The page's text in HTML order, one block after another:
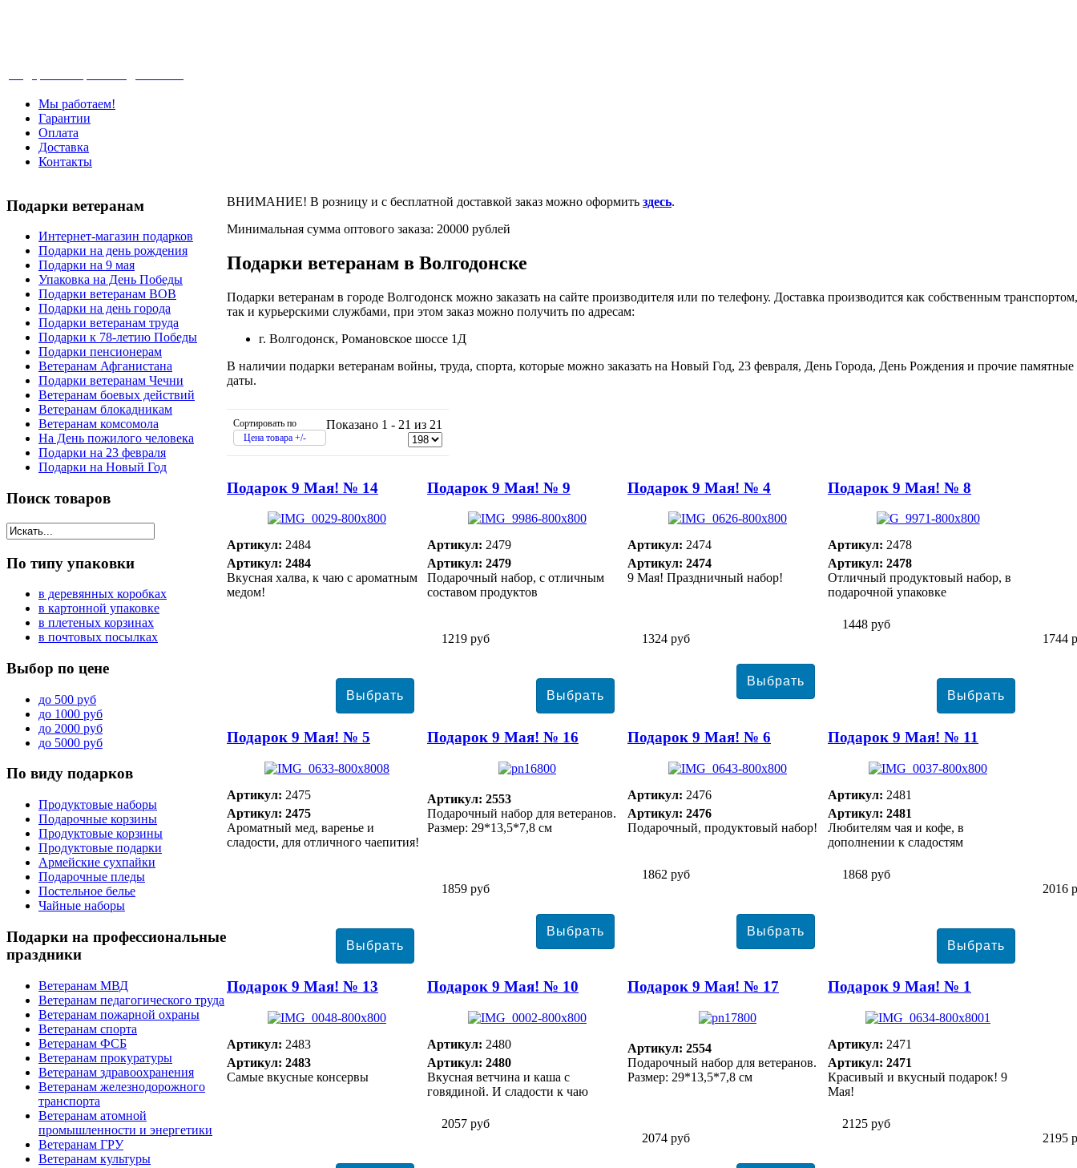
Мы работаем!
Гарантии
Оплата
Доставка
Контакты
ВНИМАНИЕ! В розницу и с бесплатной доставкой заказ можно оформить здесь.
Минимальная сумма оптового заказа: 20000 рублей
Подарки ветеранам в Волгодонске
Подарки ветеранам в городе Волгодонск можно заказать на сайте производителя или по телефону. Доставка производится как собственным транспортом,
так и курьерскими службами, при этом заказ можно получить по адресам:
г. Волгодонск, Романовское шоссе 1Д
В наличии подарки ветеранам войны, труда, спорта, которые можно заказать на Новый Год, 23 февраля, День Города, День Рождения и прочие памятные
даты.
Сортировать по
Цена товара +/-
Показано 1 - 21 из 21
Подарок 9 Мая! № 14
Артикул: 2484
Артикул: 2484
Вкусная халва, к чаю с ароматным
медом!
1219 руб
Подарок 9 Мая! № 9
Артикул: 2479
Артикул: 2479
Подарочный набор, с отличным
составом продуктов
1324 руб
Подарок 9 Мая! № 4
Артикул: 2474
Артикул: 2474
9 Мая! Праздничный набор!
1448 руб
Подарок 9 Мая! № 8
Артикул: 2478
Артикул: 2478
Отличный продуктовый набор, в
подарочной упаковке
1744
Подарок 9 Мая! № 5
Артикул: 2475
Артикул: 2475
Ароматный мед, варенье и
сладости, для отличного чаепития!
1859 руб
Подарок 9 Мая! № 16
Артикул: 2553
Подарочный набор для ветеранов.
Размер: 29*13,5*7,8 см
1862 руб
Подарок 9 Мая! № 6
Артикул: 2476
Артикул: 2476
Подарочный, продуктовый набор!
1868 руб
Подарок 9 Мая! № 11
Артикул: 2481
Артикул: 2481
Любителям чая и кофе, в
дополнении к сладостям
2016
Подарок 9 Мая! № 13
Артикул: 2483
Артикул: 2483
Самые вкусные консервы
2057 руб
Подарок 9 Мая! № 10
Артикул: 2480
Артикул: 2480
Вкусная ветчина и каша с
говядиной. И сладости к чаю
2074 руб
Подарок 9 Мая! № 17
Артикул: 2554
Подарочный набор для ветеранов.
Размер: 29*13,5*7,8 см
2125 руб
Подарок 9 Мая! № 1
Артикул: 2471
Артикул: 2471
Красивый и вкусный подарок! 9
Мая!
2195
Подарки ветеранам
Интернет-магазин подарков
Подарки на день рождения
Подарки на 9 мая
Упаковка на День Победы
Подарки ветеранам ВОВ
Подарки на день города
Подарки ветеранам труда
Подарки к 78-летию Победы
Подарки пенсионерам
Ветеранам Афганистана
Подарки ветеранам Чечни
Ветеранам боевых действий
Ветеранам блокадникам
Ветеранам комсомола
На День пожилого человека
Подарки на 23 февраля
Подарки на Новый Год
Поиск товаров
По типу упаковки
в деревянных коробках
в картонной упаковке
в плетеных корзинах
в почтовых посылках
Выбор по цене
до 500 руб
до 1000 руб
до 2000 руб
до 5000 руб
По виду подарков
Продуктовые наборы
Подарочные корзины
Продуктовые корзины
Продуктовые подарки
Армейские сухпайки
Подарочные пледы
Постельное белье
Чайные наборы
Подарки на профессиональные
праздники
Ветеранам МВД
Ветеранам педагогического труда
Ветеранам пожарной охраны
Ветеранам спорта
Ветеранам ФСБ
Ветеранам прокуратуры
Ветеранам здравоохранения
Ветеранам железнодорожного
транспорта
Ветеранам атомной
промышленности и энергетики
Ветеранам ГРУ
Ветеранам культуры